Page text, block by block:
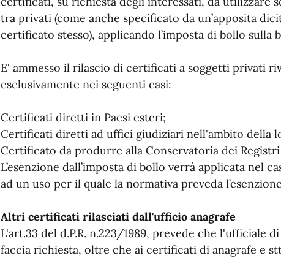
tra privati (come anche specificato da un’apposita
certificato stesso), applicando l’imposta di bollo sulla
E' ammesso il rilascio di certificati a soggetti privati
esclusivamente nei seguenti casi:
Certificati diretti in Paesi esteri;
Certificati diretti ad uffici giudiziari nell'ambito della
Certificato da produrre alla Conservatoria dei
L’esenzione dall’imposta di bollo verrà applicata nel
ad un uso per il quale la normativa preveda
Altri certificati rilasciati dall'ufficio anagrafe
L'art.33 del d.P.R. n.223/1989, prevede che l'ufficiale
faccia richiesta, oltre che ai certificati di anagrafe e